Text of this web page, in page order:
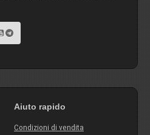
Aiuto rapido
Condizioni di vendita